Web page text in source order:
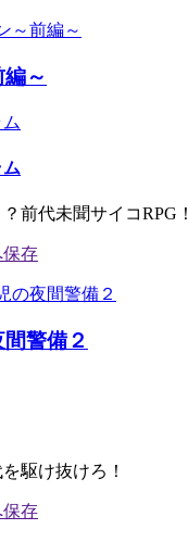
～
前代未聞サイコRPG！
警備２
駆け抜けろ！